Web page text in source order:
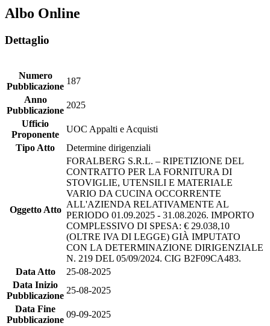
Albo Online
Dettaglio
Numero
Pubblicazione
187
Anno
Pubblicazione
2025
Ufficio
Proponente
UOC Appalti e Acquisti
Tipo Atto
Determine dirigenziali
Oggetto Atto
FORALBERG S.R.L. – RIPETIZIONE DEL
CONTRATTO PER LA FORNITURA DI
STOVIGLIE, UTENSILI E MATERIALE
VARIO DA CUCINA OCCORRENTE
ALL'AZIENDA RELATIVAMENTE AL
PERIODO 01.09.2025 - 31.08.2026. IMPORTO
COMPLESSIVO DI SPESA: € 29.038,10
(OLTRE IVA DI LEGGE) GIÀ IMPUTATO
CON LA DETERMINAZIONE DIRIGENZIALE
N. 219 DEL 05/09/2024. CIG B2F09CA483.
Data Atto
25-08-2025
Data Inizio
Pubblicazione
25-08-2025
Data Fine
Pubblicazione
09-09-2025